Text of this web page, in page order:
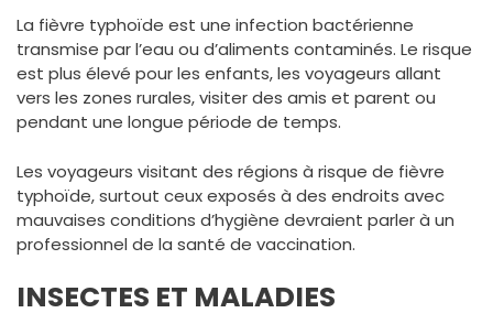
La fièvre typhoïde est une infection bactérienne
transmise par l’eau ou d’aliments contaminés. Le risque
est plus élevé pour les enfants, les voyageurs allant
vers les zones rurales, visiter des amis et parent ou
pendant une longue période de temps.
Les voyageurs visitant des régions à risque de fièvre
typhoïde, surtout ceux exposés à des endroits avec
mauvaises conditions d’hygiène devraient parler à un
professionnel de la santé de vaccination.
INSECTES ET MALADIES